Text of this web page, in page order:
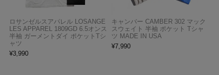
ロサンゼルスアパレル LOSANGE
LES APPAREL 1809GD 6.5オンス
半袖 ガーメントダイ ポケットTシ
ャツ
¥3,990
キャンバー CAMBER 302 マック
スウェイト 半袖 ポケット Tシャ
ツ MADE IN USA
¥7,990